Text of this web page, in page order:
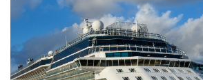
Kontakt